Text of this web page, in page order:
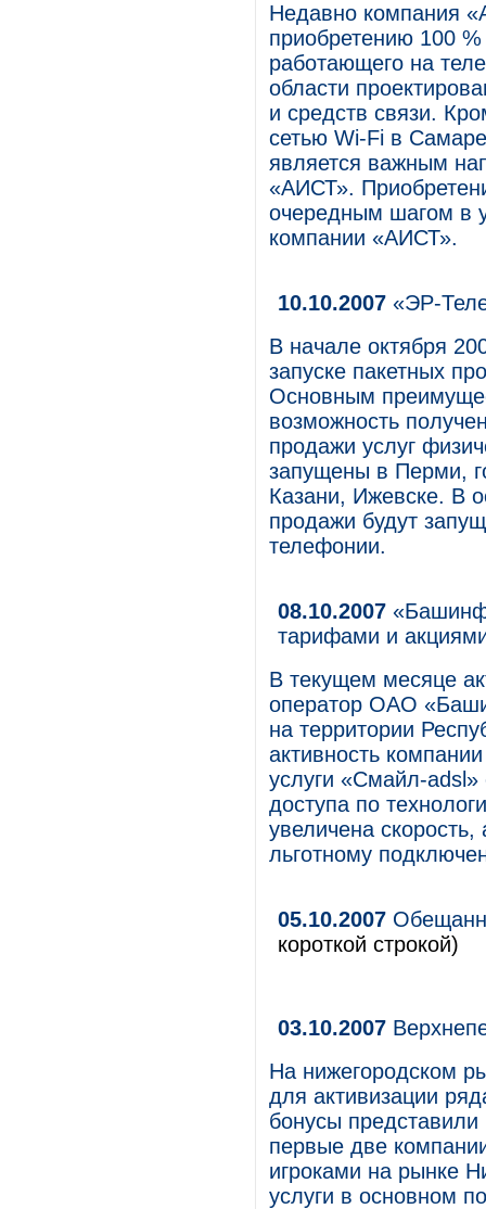
Недавно компания
приобретению 100
работающего на
области
и средств связи.
сетью Wi-Fi в
является важным
«АИСТ».
очередным шагом в
компании «АИСТ».
10.10.2007 «ЭР-
В начале октября
запуске пакетных
Основным
возможность
продажи услуг
запущены в Перми,
Казани, Ижевске. В
продажи будут
телефонии.
08.10.2007
тарифами и
В текущем месяце
оператор ОАО
на территории
активность
услуги «Смайл-adsl»
доступа по
увеличена
льготному
05.10.2007
короткой строкой)
03.10.2007
На нижегородском
для активизации
бонусы
первые две
игроками на рынке
услуги в основном